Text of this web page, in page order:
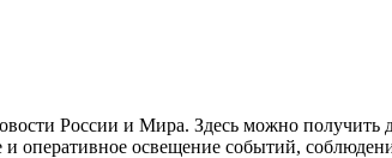
России и Мира. Здесь можно
оперативное освещение событий,